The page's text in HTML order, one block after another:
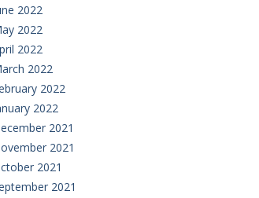
2022
2022
2022
2022
2022
2022
2021
2021
2021
2021